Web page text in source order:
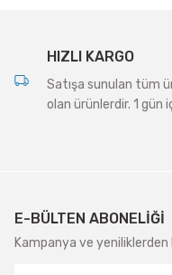
HIZLI KARGO
Satışa sunulan tüm
olan ürünlerdir. 1 gün
E-BÜLTEN ABONELİĞİ
Kampanya ve